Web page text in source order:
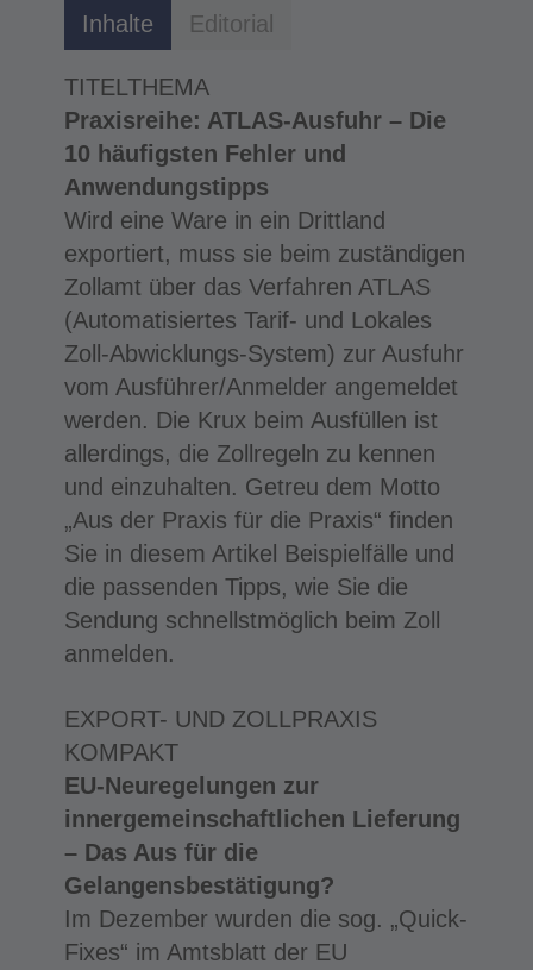
Inhalte Editorial
TITELTHEMA
Praxisreihe: ATLAS-Ausfuhr – Die
10 häufigsten Fehler und
Anwendungstipps
Wird eine Ware in ein Drittland
exportiert, muss sie beim zuständigen
Zollamt über das Verfahren ATLAS
(Automatisiertes Tarif- und Lokales
Zoll-Abwicklungs-System) zur Ausfuhr
vom Ausführer/Anmelder angemeldet
werden. Die Krux beim Ausfüllen ist
allerdings, die Zollregeln zu kennen
und einzuhalten. Getreu dem Motto
„Aus der Praxis für die Praxis“ finden
Sie in diesem Artikel Beispielfälle und
die passenden Tipps, wie Sie die
Sendung schnellstmöglich beim Zoll
anmelden.
EXPORT- UND ZOLLPRAXIS
KOMPAKT
EU-Neuregelungen zur
innergemeinschaftlichen Lieferung
– Das Aus für die
Gelangensbestätigung?
Im Dezember wurden die sog. „Quick-
Fixes“ im Amtsblatt der EU